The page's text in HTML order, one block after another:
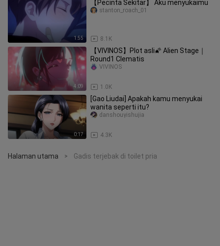
1:55
【Pecinta Sekitar】 Aku menyukaimu
8.1K
stanton_roach_01
4:09
【VIVINOS】Plot asli🌠 Alien Stage｜
Round1 Clematis
1.0K
VIVINOS
0:17
[Gao Liudai] Apakah kamu menyukai
wanita seperti itu?
4.3K
danshouyishujia
Halaman utama > Gadis terjebak di toilet pria